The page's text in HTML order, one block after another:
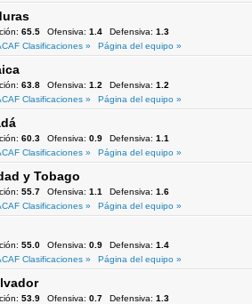
65.5 Ofensiva: 1.4 Defensiva: 1.3
Clasificaciones »
Página del equipo »
63.8 Ofensiva: 1.2 Defensiva: 1.2
Clasificaciones »
Página del equipo »
60.3 Ofensiva: 0.9 Defensiva: 1.1
Clasificaciones »
Página del equipo »
y Tobago
55.7 Ofensiva: 1.1 Defensiva: 1.6
Clasificaciones »
Página del equipo »
55.0 Ofensiva: 0.9 Defensiva: 1.4
Clasificaciones »
Página del equipo »
53.9 Ofensiva: 0.7 Defensiva: 1.3